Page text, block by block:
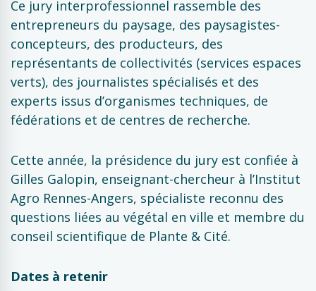
Ce jury interprofessionnel rassemble des
entrepreneurs du paysage, des paysagistes-
concepteurs, des producteurs, des
représentants de collectivités (services espaces
verts), des journalistes spécialisés et des
experts issus d’organismes techniques, de
fédérations et de centres de recherche.
Cette année, la présidence du jury est confiée à
Gilles Galopin, enseignant-chercheur à l’Institut
Agro Rennes-Angers, spécialiste reconnu des
questions liées au végétal en ville et membre du
conseil scientifique de Plante & Cité.
Dates à retenir